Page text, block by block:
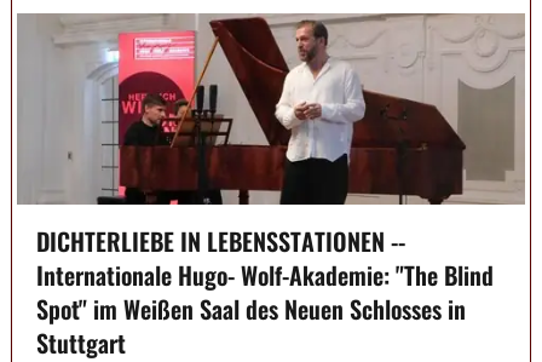
DICHTERLIEBE IN LEBENSSTATIONEN --
Internationale Hugo- Wolf-Akademie: "The Blind
Spot" im Weißen Saal des Neuen Schlosses in
Stuttgart